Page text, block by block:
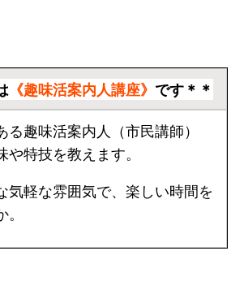
《趣味活案内人講座》 です＊＊
趣味活案内人（市民講師）
特技を教えます。
気軽な雰囲気で、楽しい時間を